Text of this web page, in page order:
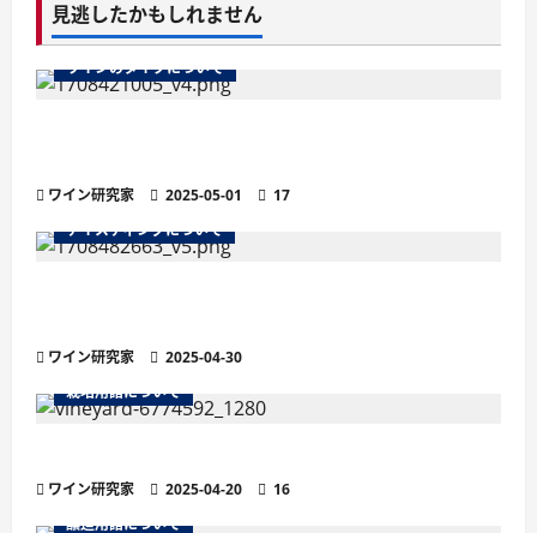
見逃したかもしれません
ワインのタイプについて
ワイン研究家 2025-05-01
17
テイスティングについて
ワイン研究家
2025-04-30
栽培用語について
ワイン研究家 2025-04-20
16
醸造用語について